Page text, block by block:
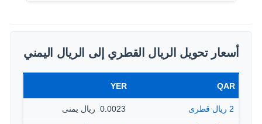
أسعار تحويل الريال القطري إلى الريال اليمني
QAR
YER
2 ريال قطرى 0.0023 ‏ ريال يمنى